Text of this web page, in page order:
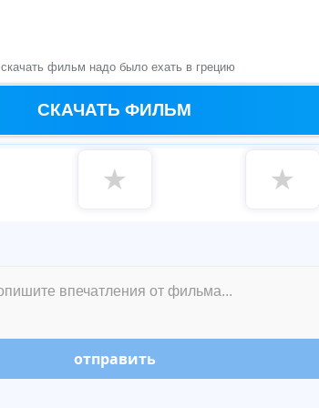
скачать фильм надо было ехать в грецию
СКАЧАТЬ ФИЛЬМ
★ ★
отправить